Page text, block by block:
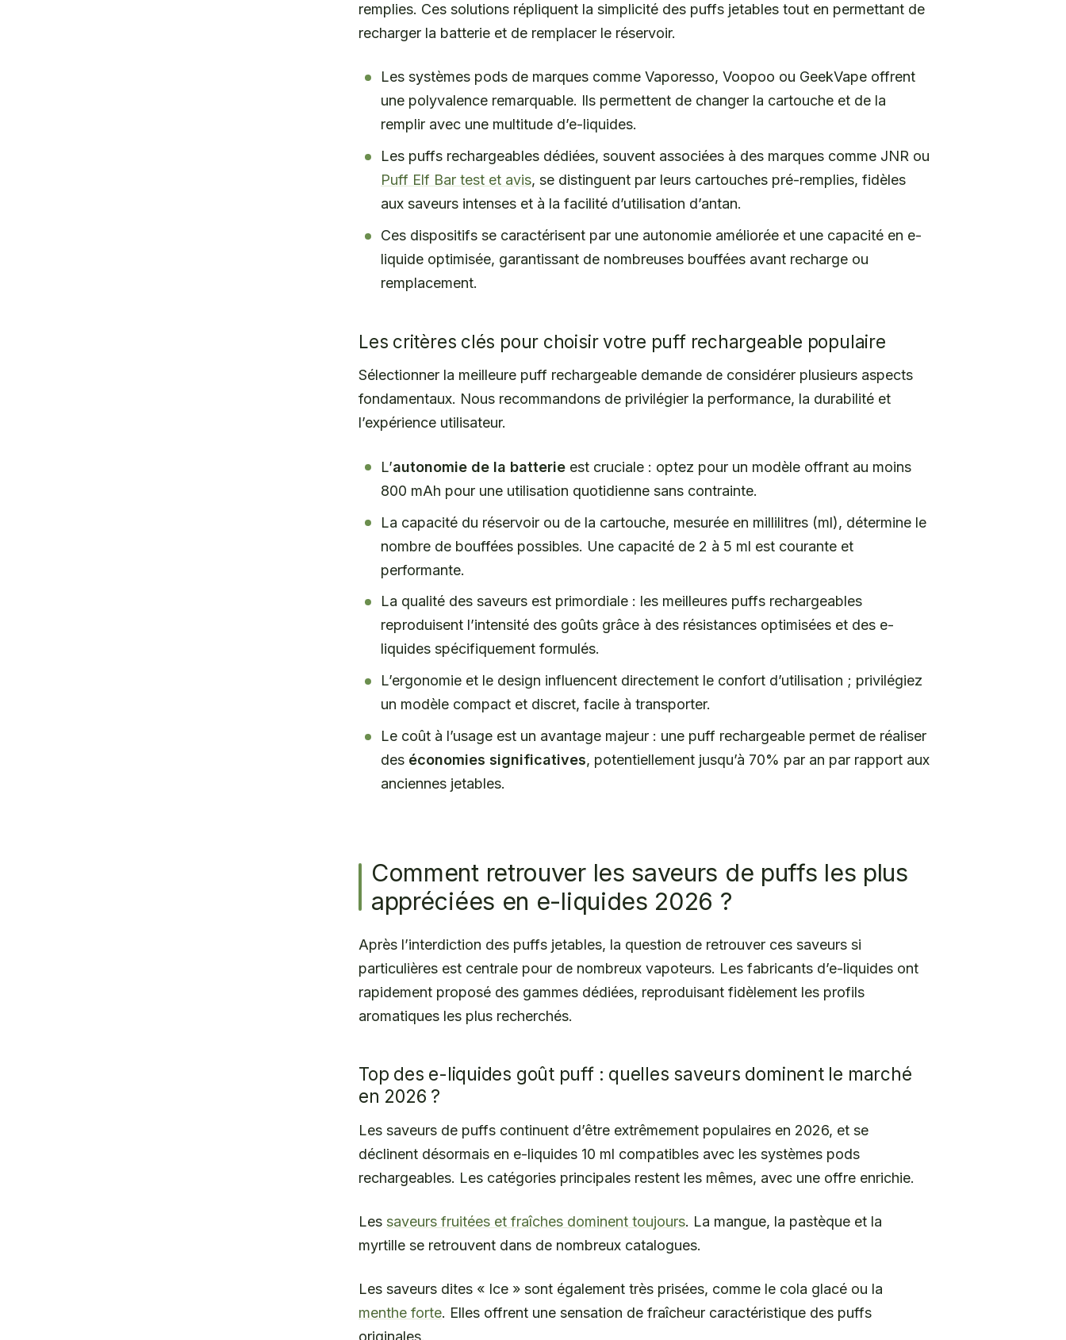
remplies. Ces solutions répliquent la simplicité des puffs jetables tout en permettant de
recharger la batterie et de remplacer le réservoir.
Les systèmes pods de marques comme Vaporesso, Voopoo ou GeekVape offrent
une polyvalence remarquable. Ils permettent de changer la cartouche et de la
remplir avec une multitude d’e-liquides.
Les puffs rechargeables dédiées, souvent associées à des marques comme JNR ou
Puff Elf Bar test et avis, se distinguent par leurs cartouches pré-remplies, fidèles
aux saveurs intenses et à la facilité d’utilisation d’antan.
Ces dispositifs se caractérisent par une autonomie améliorée et une capacité en e-
liquide optimisée, garantissant de nombreuses bouffées avant recharge ou
remplacement.
Les critères clés pour choisir votre puff rechargeable populaire
Sélectionner la meilleure puff rechargeable demande de considérer plusieurs aspects
fondamentaux. Nous recommandons de privilégier la performance, la durabilité et
l’expérience utilisateur.
L’autonomie de la batterie est cruciale : optez pour un modèle offrant au moins
800 mAh pour une utilisation quotidienne sans contrainte.
La capacité du réservoir ou de la cartouche, mesurée en millilitres (ml), détermine le
nombre de bouffées possibles. Une capacité de 2 à 5 ml est courante et
performante.
La qualité des saveurs est primordiale : les meilleures puffs rechargeables
reproduisent l’intensité des goûts grâce à des résistances optimisées et des e-
liquides spécifiquement formulés.
L’ergonomie et le design influencent directement le confort d’utilisation ; privilégiez
un modèle compact et discret, facile à transporter.
Le coût à l’usage est un avantage majeur : une puff rechargeable permet de réaliser
des économies significatives, potentiellement jusqu’à 70% par an par rapport aux
anciennes jetables.
Comment retrouver les saveurs de puffs les plus
appréciées en e-liquides 2026 ?
Après l’interdiction des puffs jetables, la question de retrouver ces saveurs si
particulières est centrale pour de nombreux vapoteurs. Les fabricants d’e-liquides ont
rapidement proposé des gammes dédiées, reproduisant fidèlement les profils
aromatiques les plus recherchés.
Top des e-liquides goût puff : quelles saveurs dominent le marché
en 2026 ?
Les saveurs de puffs continuent d’être extrêmement populaires en 2026, et se
déclinent désormais en e-liquides 10 ml compatibles avec les systèmes pods
rechargeables. Les catégories principales restent les mêmes, avec une offre enrichie.
Les saveurs fruitées et fraîches dominent toujours. La mangue, la pastèque et la
myrtille se retrouvent dans de nombreux catalogues.
Les saveurs dites « Ice » sont également très prisées, comme le cola glacé ou la
menthe forte. Elles offrent une sensation de fraîcheur caractéristique des puffs
originales.